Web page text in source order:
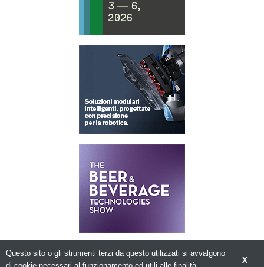
X
Questo sito o gli strumenti terzi da questo utilizzati si avvalgono